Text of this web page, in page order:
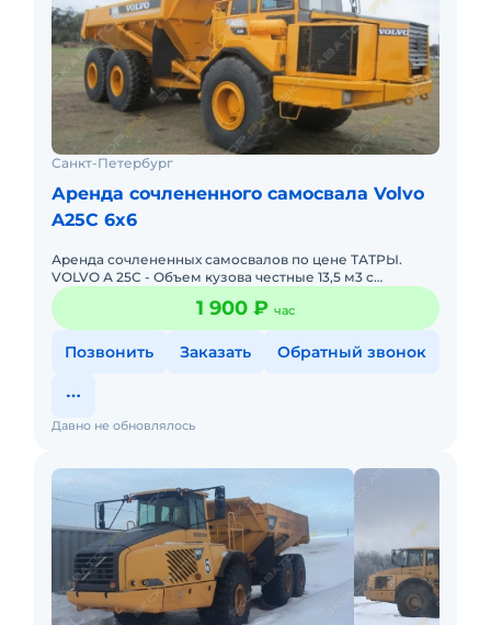
Санкт-Петербург
Аренда сочлененного самосвала Volvo
A25C 6x6
Аренда сочлененных самосвалов по цене ТАТРЫ.
VOLVO А 25С - Объем кузова честные 13,5 м3 с
эффективностью работы в условиях бездорожья в два
раза выше, чем у кар 1 900 ₽ час
Позвонить Заказать Обратный звонок
Давно не обновлялось